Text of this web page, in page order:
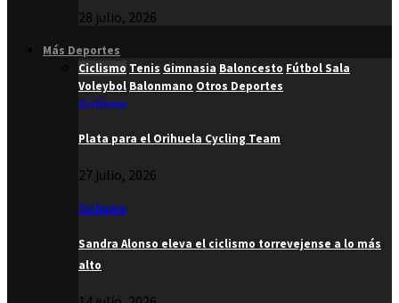
28 julio, 2026
Más Deportes
Ciclismo Tenis Gimnasia Baloncesto Fútbol Sala
Voleybol Balonmano Otros Deportes
Ciclismo
Plata para el Orihuela Cycling Team
27 julio, 2026
Ciclismo
Sandra Alonso eleva el ciclismo torrevejense a lo más
alto